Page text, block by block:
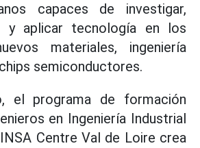
capaces de investigar,
y aplicar tecnología en los
materiales, ingeniería
semiconductores.
el programa de formación
en Ingeniería Industrial
Centre Val de Loire crea